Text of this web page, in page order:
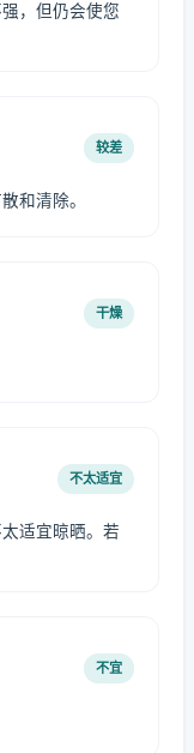
，但仍会使您
较差
和清除。
干燥
不太适宜
适宜晾晒。若
不宜